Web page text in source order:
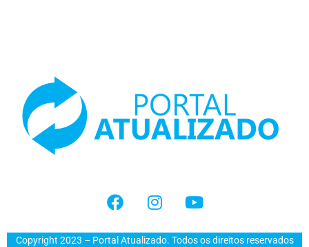
Copyright 2023 – Portal Atualizado. Todos os direitos reservados